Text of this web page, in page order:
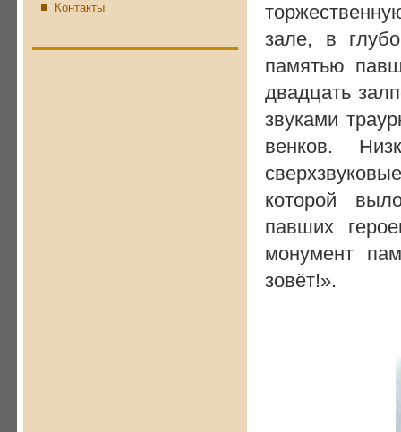
Контакты
зале, в
памятью
двадцать
звуками
венков.
которой
павших
монумент
зовёт!».